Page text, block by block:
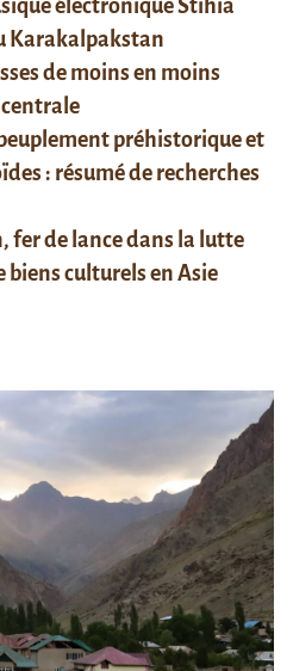
électronique Stihia
Karakalpakstan
de moins en moins
préhistorique et
: résumé de recherches
fer de lance dans la lutte
culturels en Asie